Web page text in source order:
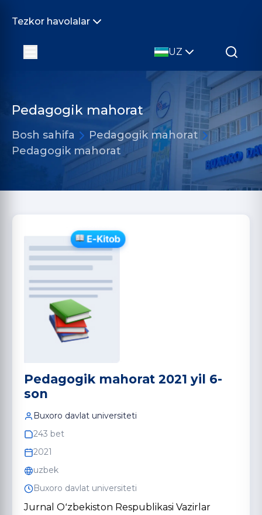
Tezkor havolalar
UZ
Pedagogik mahorat
Bosh sahifa
Pedagogik mahorat
Pedagogik mahorat
Pedagogik mahorat 2021 yil 6-
son
Buxoro davlat universiteti
243 bet
2021
uzbek
Buxoro davlat universiteti
Jurnal Oʻzbekiston Respublikasi Vazirlar